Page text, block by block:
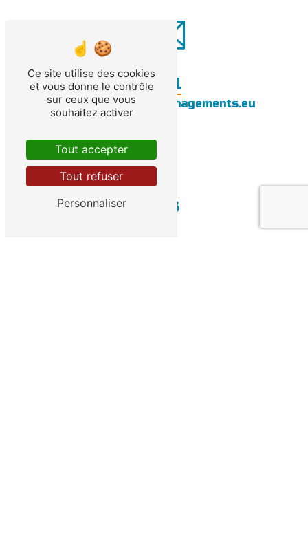
E-mail
info@bergerac-demenagements.eu
Contactez-nous
Ce site utilise des cookies
et vous donne le contrôle
sur ceux que vous
souhaitez activer
Tout accepter
Tout refuser
Personnaliser